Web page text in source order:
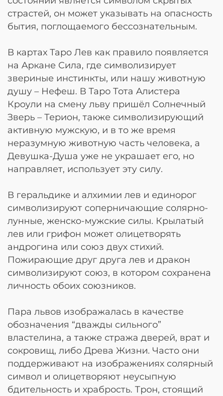
страстей, он может указывать на опасность
бытия, поглощаемого бессознательным.
В картах Таро Лев как правило появляется
на Аркане Сила, где символизирует
звериные инстинкты, или нашу животную
душу – Нефеш. В Таро Тота Алистера
Кроули на смену льву пришёл Солнечный
Зверь – Терион, также символизирующий
активную мужскую, и в то же время
неразумную животную часть человека, а
Девушка-Душа уже не украшает его, но
направляет, использует эту силу.
В геральдике и алхимии лев и единорог
символизируют соперничающие солярно-
лунные, женско-мужские силы. Крылатый
лев или грифон может олицетворять
андрогина или союз двух стихий.
Пожирающие друг друга лев и дракон
символизируют союз, в котором сохранена
личность обоих союзников.
Пара львов изображалась в качестве
обозначения “дважды сильного”
властелина, а также стража дверей, врат и
сокровищ, либо Древа Жизни. Часто они
поддерживают на изображениях солярный
символ и олицетворяют неусыпную
бдительность и храбрость. Трон, стоящий